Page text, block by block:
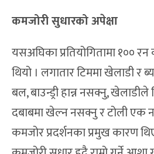
कमजोरी सुधारको अपेक्षा
यसअघिका प्रतियोगितामा १००
थियो । लगातार टिममा खेलाडी र
बल, बाउन्ड्री हान्न नसक्नु, खेलाडीले
दबाबमा खेल्न नसक्नु र टोली एक
कमजोर प्रदर्शनका प्रमुख कारण